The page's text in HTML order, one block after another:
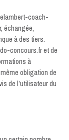
coach-
échangée,
à des tiers.
concours.fr et de
à
obligation de
de l’utilisateur du